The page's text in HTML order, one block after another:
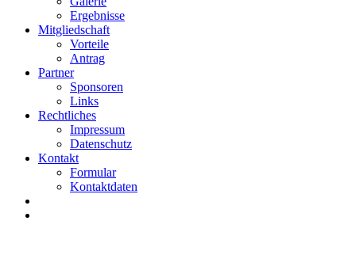
Ergebnisse
Mitgliedschaft
Vorteile
Antrag
Partner
Sponsoren
Links
Rechtliches
Impressum
Datenschutz
Kontakt
Formular
Kontaktdaten